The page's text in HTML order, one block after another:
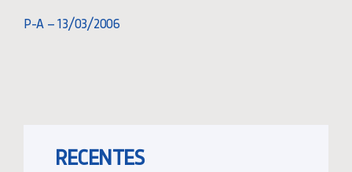
P-A – 13/03/2006
RECENTES